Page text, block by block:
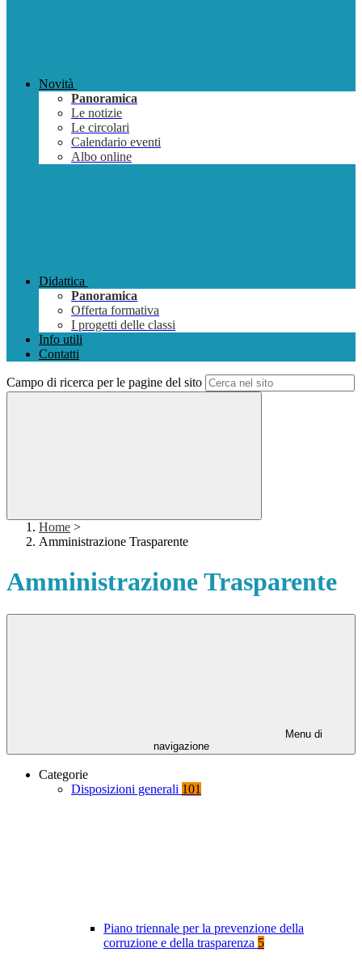
Novità
Panoramica
Le notizie
Le circolari
Calendario eventi
Albo online
Didattica
Panoramica
Offerta formativa
I progetti delle classi
Info utili
Contatti
Campo di ricerca per le pagine del sito
Home >
Amministrazione Trasparente
Amministrazione Trasparente
Menu di
navigazione
Categorie
Disposizioni generali 101
Piano triennale per la prevenzione della
corruzione e della trasparenza 5